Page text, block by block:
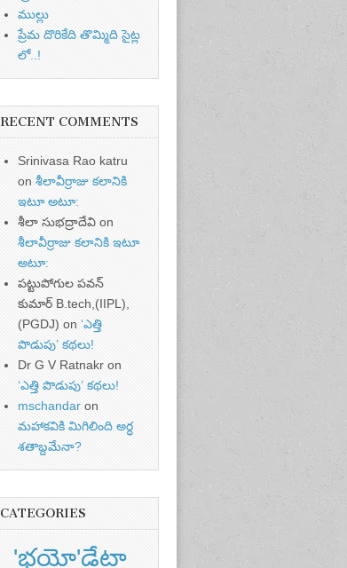
ముల్లు
ప్రేమ దొరికేది తొమ్మిది సైట్ల
లో..!
RECENT COMMENTS
Srinivasa Rao katru
on శీలావీర్రాజు కలానికి
ఇటూ అటూ:
శీలా సుభద్రాదేవి on
శీలావీర్రాజు కలానికి ఇటూ
అటూ:
పట్టుపోగుల పవన్
కుమార్ B.tech,(IIPL),
(PGDJ) on ‘ఎత్తి
పొడుపు’ కథలు!
Dr G V Ratnakr on
‘ఎత్తి పొడుపు’ కథలు!
mschandar on
మహాకవికి మిగిలింది అర్ధ
శతాబ్దమేనా?
CATEGORIES
'భయో'డేటా